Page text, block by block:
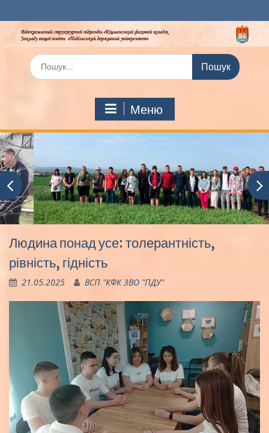
до
вмісту
Шукати:
Меню
Людина понад усе: толерантність,
рівність, гідність
21.05.2025 ВСП "КФК ЗВО "ПДУ"